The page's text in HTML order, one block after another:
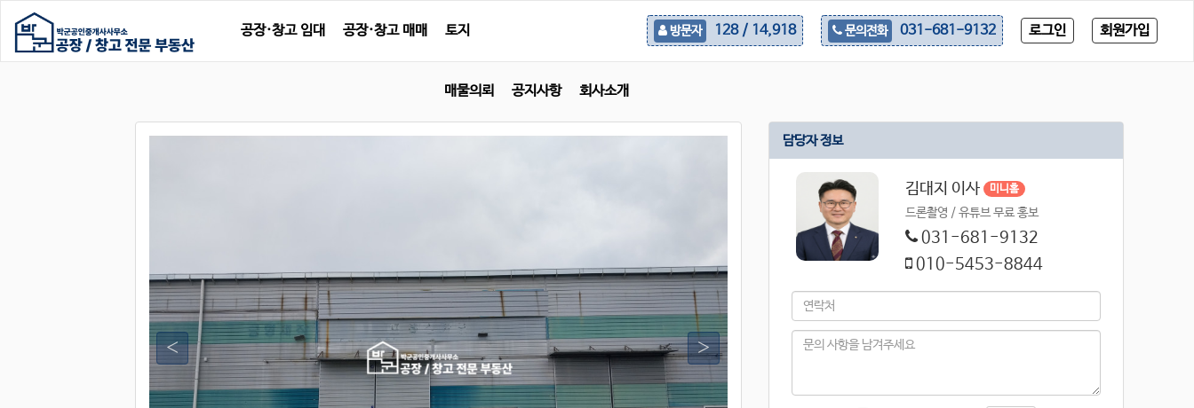
공장·창고 임대 공장·창고 매매 토지 로그인 회원가입
문의전화 031-681-9132
방문자 128 / 14,918
매물의뢰 공지사항 회사소개
담당자 정보
김대지 이사 미니홈
드론촬영 / 유튜브 무료 홍보
031-681-9132
010-5453-8844